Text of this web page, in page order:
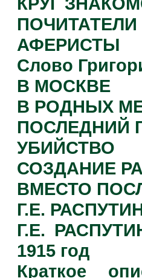
ПОЧИТАТЕЛИ
АФЕРИСТЫ
Слово
В МОСКВЕ
В РОДНЫХ
ПОСЛЕДНИЙ
УБИЙСТВО
СОЗДАНИЕ
ВМЕСТО
Г.Е.
Г.Е.
1915 год
Краткое